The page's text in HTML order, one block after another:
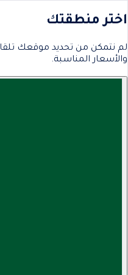
اختر منطقتك
لم نتمكن من تحديد موقعك
والأسعار المناسبة.